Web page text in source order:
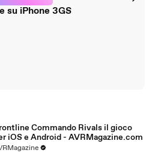
su iPhone 3GS
Commando Rivals il gioco
iOS e Android - AVRMagazine.com